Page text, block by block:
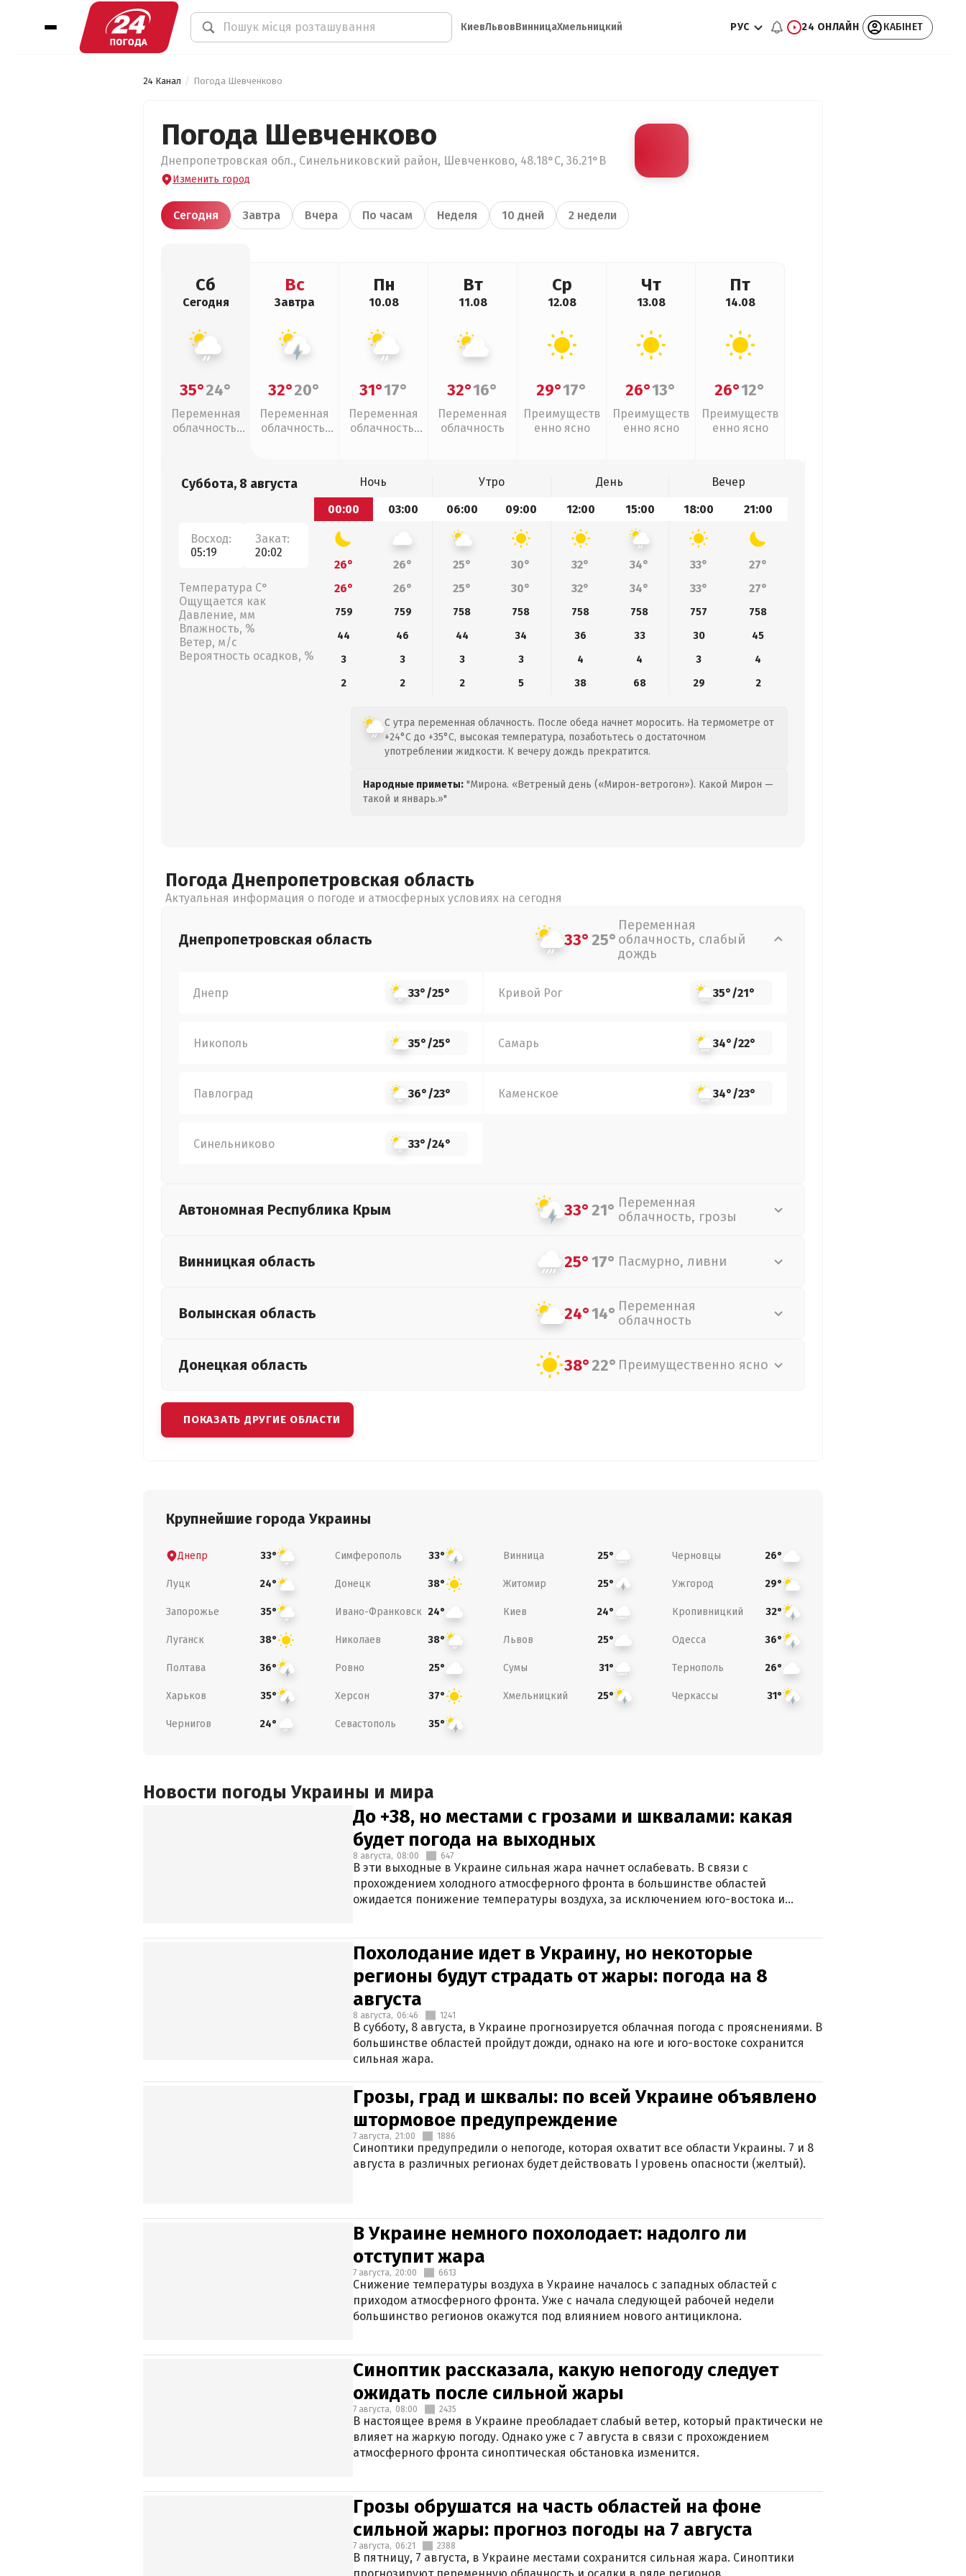
КиевЛьвовВинницаХмельницкий РУС 24 ОНЛАЙН КАБІНЕТ
24 Канал Погода Шевченково
Погода Шевченково
Днепропетровская обл., Синельниковский район, Шевченково, 48.18°С, 36.21°В
Изменить город
Сегодня Завтра Вчера По часам Неделя 10 дней 2 недели
Сб
Сегодня
35°24°
Переменная
облачность,
Вс
Завтра
32°20°
Переменная
облачность,
Пн
10.08
31°17°
Переменная
облачность,
Вт
11.08
32°16°
Переменная
облачность
Ср
12.08
29°17°
Преимуществ
енно ясно
Чт
13.08
26°13°
Преимуществ
енно ясно
Пт
14.08
26°12°
Преимуществ
енно ясно
Суббота, 8 августа
Восход:
05:19
Закат:
20:02
Температура С°
Ощущается как
Давление, мм
Влажность, %
Ветер, м/с
Вероятность осадков, %
Ночь Утро День
Вечер
00:00
03:00 06:00 09:00 12:00 15:00 18:00 21:00
26° 26° 25° 30° 32° 34° 33°
27°
26°
26° 25° 30° 32° 34° 33° 27°
759 759 758 758 758 758 757
758
44
46 44 34 36 33 30
45
3
3 3 3 4 4 3
4
2
2 2 5 38 68 29 2
С утра переменная облачность. После обеда начнет моросить. На термометре от
+24°C до +35°C, высокая температура, позаботьтесь о достаточном
употреблении жидкости. К вечеру дождь прекратится.
Народные приметы: "Мирона. «Ветреный день («Мирон-ветрогон»). Какой Мирон —
такой и январь.»"
Погода Днепропетровская область
Актуальная информация о погоде и атмосферных условиях на сегодня
Днепропетровская область 33°25°
Переменная
облачность, слабый
дождь
Днепр 33°/25° Кривой Рог 35°/21°
Никополь 35°/25° Самарь 34°/22°
Павлоград 36°/23° Каменское 34°/23°
Синельниково 33°/24°
Автономная Республика Крым 33°21° Переменная
облачность, грозы
Винницкая область 25°17° Пасмурно, ливни
Волынская область 24°14° Переменная
облачность
Донецкая область 38°22° Преимущественно ясно
ПОКАЗАТЬ ДРУГИЕ ОБЛАСТИ
Крупнейшие города Украины
Днепр 33° Симферополь 33° Винница 25° Черновцы 26°
Луцк 24° Донецк 38° Житомир 25° Ужгород 29°
Запорожье 35° Ивано-Франковск 24° Киев 24° Кропивницкий 32°
Луганск 38° Николаев 38° Львов 25° Одесса 36°
Полтава 36° Ровно 25° Сумы 31° Тернополь 26°
Харьков 35° Херсон 37° Хмельницкий 25° Черкассы 31°
Чернигов 24° Севастополь 35°
Новости погоды Украины и мира
До +38, но местами с грозами и шквалами: какая
будет погода на выходных
8 августа, 08:00 647
В эти выходные в Украине сильная жара начнет ослабевать. В связи с
прохождением холодного атмосферного фронта в большинстве областей
ожидается понижение температуры воздуха, за исключением юго-востока и
Похолодание идет в Украину, но некоторые
регионы будут страдать от жары: погода на 8
августа
8 августа, 06:46 1241
В субботу, 8 августа, в Украине прогнозируется облачная погода с прояснениями. В
большинстве областей пройдут дожди, однако на юге и юго-востоке сохранится
сильная жара.
Грозы, град и шквалы: по всей Украине объявлено
штормовое предупреждение
7 августа, 21:00 1886
Синоптики предупредили о непогоде, которая охватит все области Украины. 7 и 8
августа в различных регионах будет действовать I уровень опасности (желтый).
В Украине немного похолодает: надолго ли
отступит жара
7 августа, 20:00 6613
Снижение температуры воздуха в Украине началось с западных областей с
приходом атмосферного фронта. Уже с начала следующей рабочей недели
большинство регионов окажутся под влиянием нового антициклона.
Синоптик рассказала, какую непогоду следует
ожидать после сильной жары
7 августа, 08:00 2435
В настоящее время в Украине преобладает слабый ветер, который практически не
влияет на жаркую погоду. Однако уже с 7 августа в связи с прохождением
атмосферного фронта синоптическая обстановка изменится.
Грозы обрушатся на часть областей на фоне
сильной жары: прогноз погоды на 7 августа
7 августа, 06:21 2388
В пятницу, 7 августа, в Украине местами сохранится сильная жара. Синоптики